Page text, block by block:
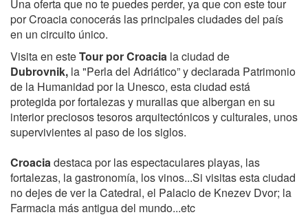
Una oferta que no te puedes perder, ya que con este tour
por Croacia conocerás las principales ciudades del país
en un circuito único.
Visita en esteTour por Croacia la ciudad de
Dubrovnik, la "Perla del Adriático” y declarada Patrimonio
de la Humanidad por la Unesco, esta ciudad está
protegida por fortalezas y murallas que albergan en su
interior preciosos tesoros arquitectónicos y culturales, unos
supervivientes al paso de los siglos.
Croaciadestaca por las espectaculares playas, las
fortalezas, la gastronomía, los vinos...Si visitas esta ciudad
no dejes de ver la Catedral, el Palacio de Knezev Dvor; la
Farmacia más antigua del mundo...etc